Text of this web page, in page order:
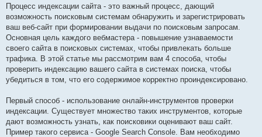
о
щ
е
и
е
Процесс индексации сайта - это важный процесс, дающий
возможность поисковым системам обнаружить и зарегистрировать
ваш веб-сайт при формировании выдачи по поисковым запросам.
Основная цель каждого вебмастера - повышение узнаваемости
своего сайта в поисковых системах, чтобы привлекать больше
трафика. В этой статье мы рассмотрим вам 4 способа, чтобы
проверить индексацию вашего сайта в системах поиска, чтобы
убедиться в том, что его содержимое корректно проиндексировано.
Первый способ - использование онлайн-инструментов проверки
индексации. Существует множество таких инструментов, которые
дают возможность узнать, как поисковики оценивают ваш сайт.
Пример такого сервиса - Google Search Console. Вам необходимо